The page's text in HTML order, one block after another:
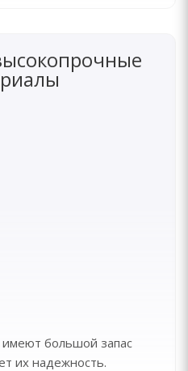
большой запас
их надежность.